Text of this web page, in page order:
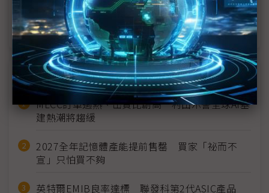
AI資安詢問度躍升 趨勢科技：熱度未與訂單量同步
近７天熱門報導
MLCC訂單過熱、出貨比創高 村田示警全球AI基
建熱潮將趨緩
2027全年記憶體產能提前售罄 買家「祕而不
宣」只怕買不夠
英特爾EMIB良率達標 聯發科第2代ASIC產品